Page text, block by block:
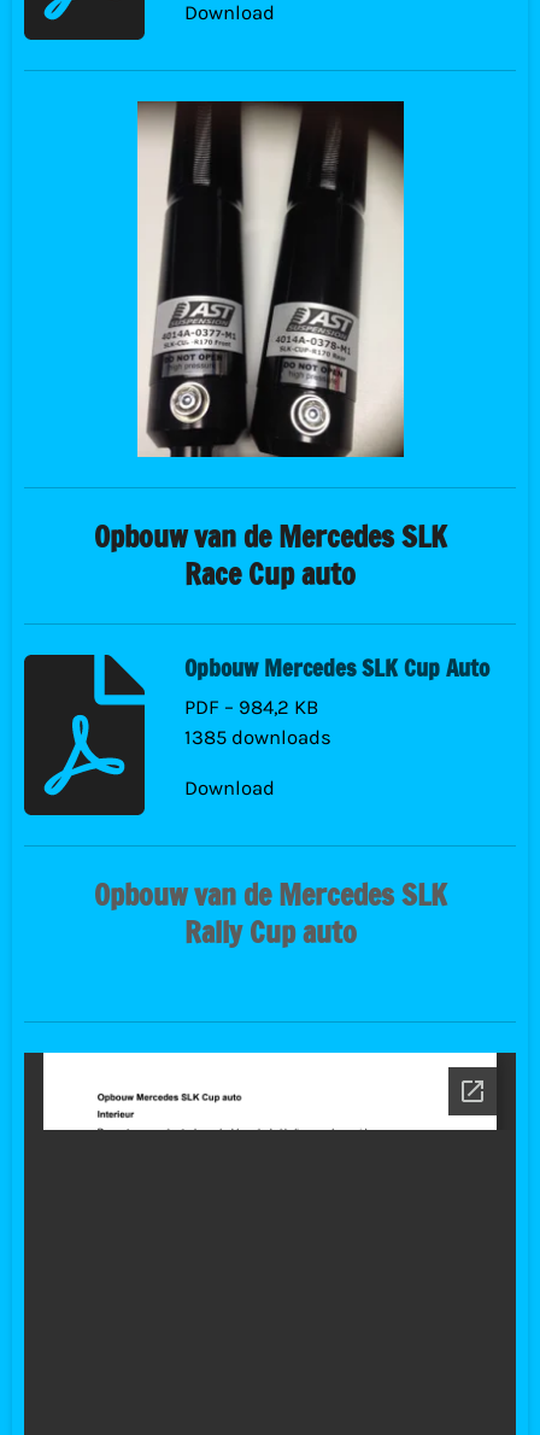
Download
Opbouw van de Mercedes SLK
Race Cup auto
Opbouw Mercedes SLK Cup Auto
PDF – 984,2 KB
1385 downloads
Download
Opbouw van de Mercedes SLK
Rally Cup auto